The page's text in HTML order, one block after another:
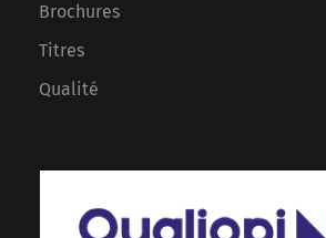
Brochures
Titres
Qualité